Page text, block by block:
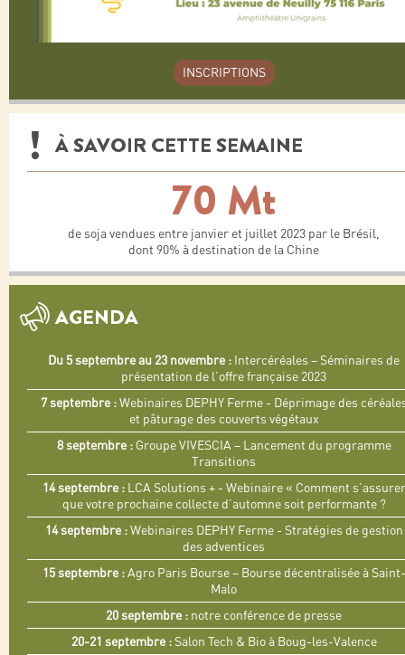
INSCRIPTIONS
À SAVOIR CETTE SEMAINE
70 Mt
de soja vendues entre janvier et juillet 2023 par le Brésil,
dont 90% à destination de la Chine
AGENDA
Du 5 septembre au 23 novembre : Intercéréales – Séminaires de
présentation de l’offre française 2023
7 septembre :Webinaires DEPHY Ferme - Déprimage des
et pâturage des couverts végétaux
8 septembre :Groupe VIVESCIA – Lancement du programme
Transitions
14 septembre :LCA Solutions + - Webinaire « Comment s’assurer
que votre prochaine collecte d’automne soit performante ?
14 septembre :Webinaires DEPHY Ferme - Stratégies de gestion
des adventices
15 septembre :Agro Paris Bourse – Bourse décentralisée à Saint-
Malo
20 septembre : notre conférence de presse
20-21 septembre :Salon Tech & Bio à Boug-les-Valence